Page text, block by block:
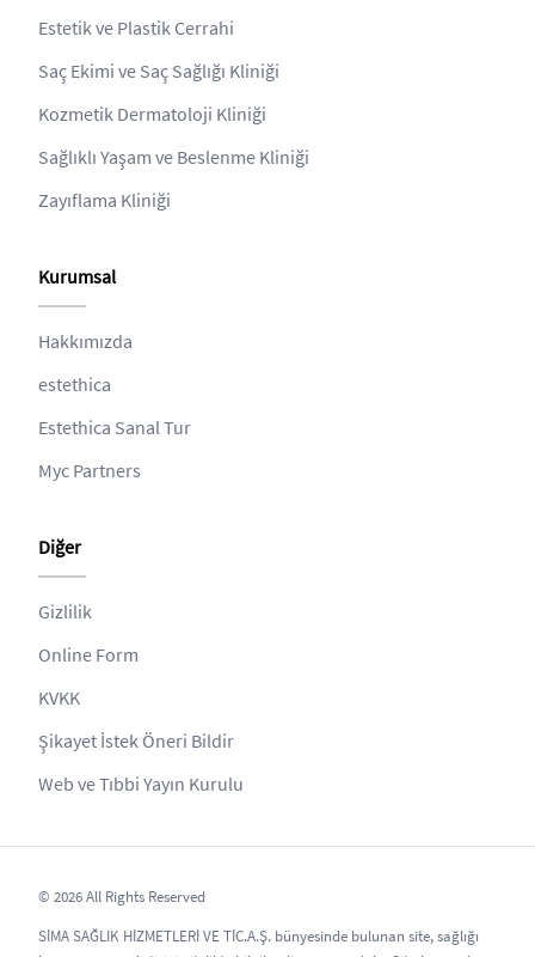
Estetik ve Plastik Cerrahi
Saç Ekimi ve Saç Sağlığı Kliniği
Kozmetik Dermatoloji Kliniği
Sağlıklı Yaşam ve Beslenme Kliniği
Zayıflama Kliniği
Kurumsal
Hakkımızda
estethica
Estethica Sanal Tur
Myc Partners
Diğer
Gizlilik
Online Form
KVKK
Şikayet İstek Öneri Bildir
Web ve Tıbbi Yayın Kurulu
© 2026 All Rights Reserved
SİMA SAĞLIK HİZMETLERİ VE TİC.A.Ş. bünyesinde bulunan site, sağlığı